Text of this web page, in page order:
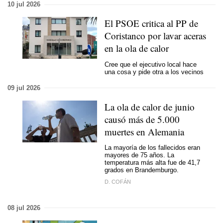
10 jul 2026
El PSOE critica al PP de
Coristanco por lavar aceras
en la ola de calor
Cree que el ejecutivo local hace
una cosa y pide otra a los vecinos
09 jul 2026
La ola de calor de junio
causó más de 5.000
muertes en Alemania
La mayoría de los fallecidos eran
mayores de 75 años. La
temperatura más alta fue de 41,7
grados en Brandemburgo.
D. COFÁN
08 jul 2026